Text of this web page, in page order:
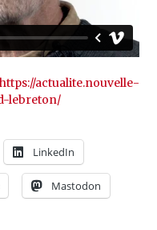
https://actualite.nouvelle-
lebreton/
LinkedIn
Mastodon